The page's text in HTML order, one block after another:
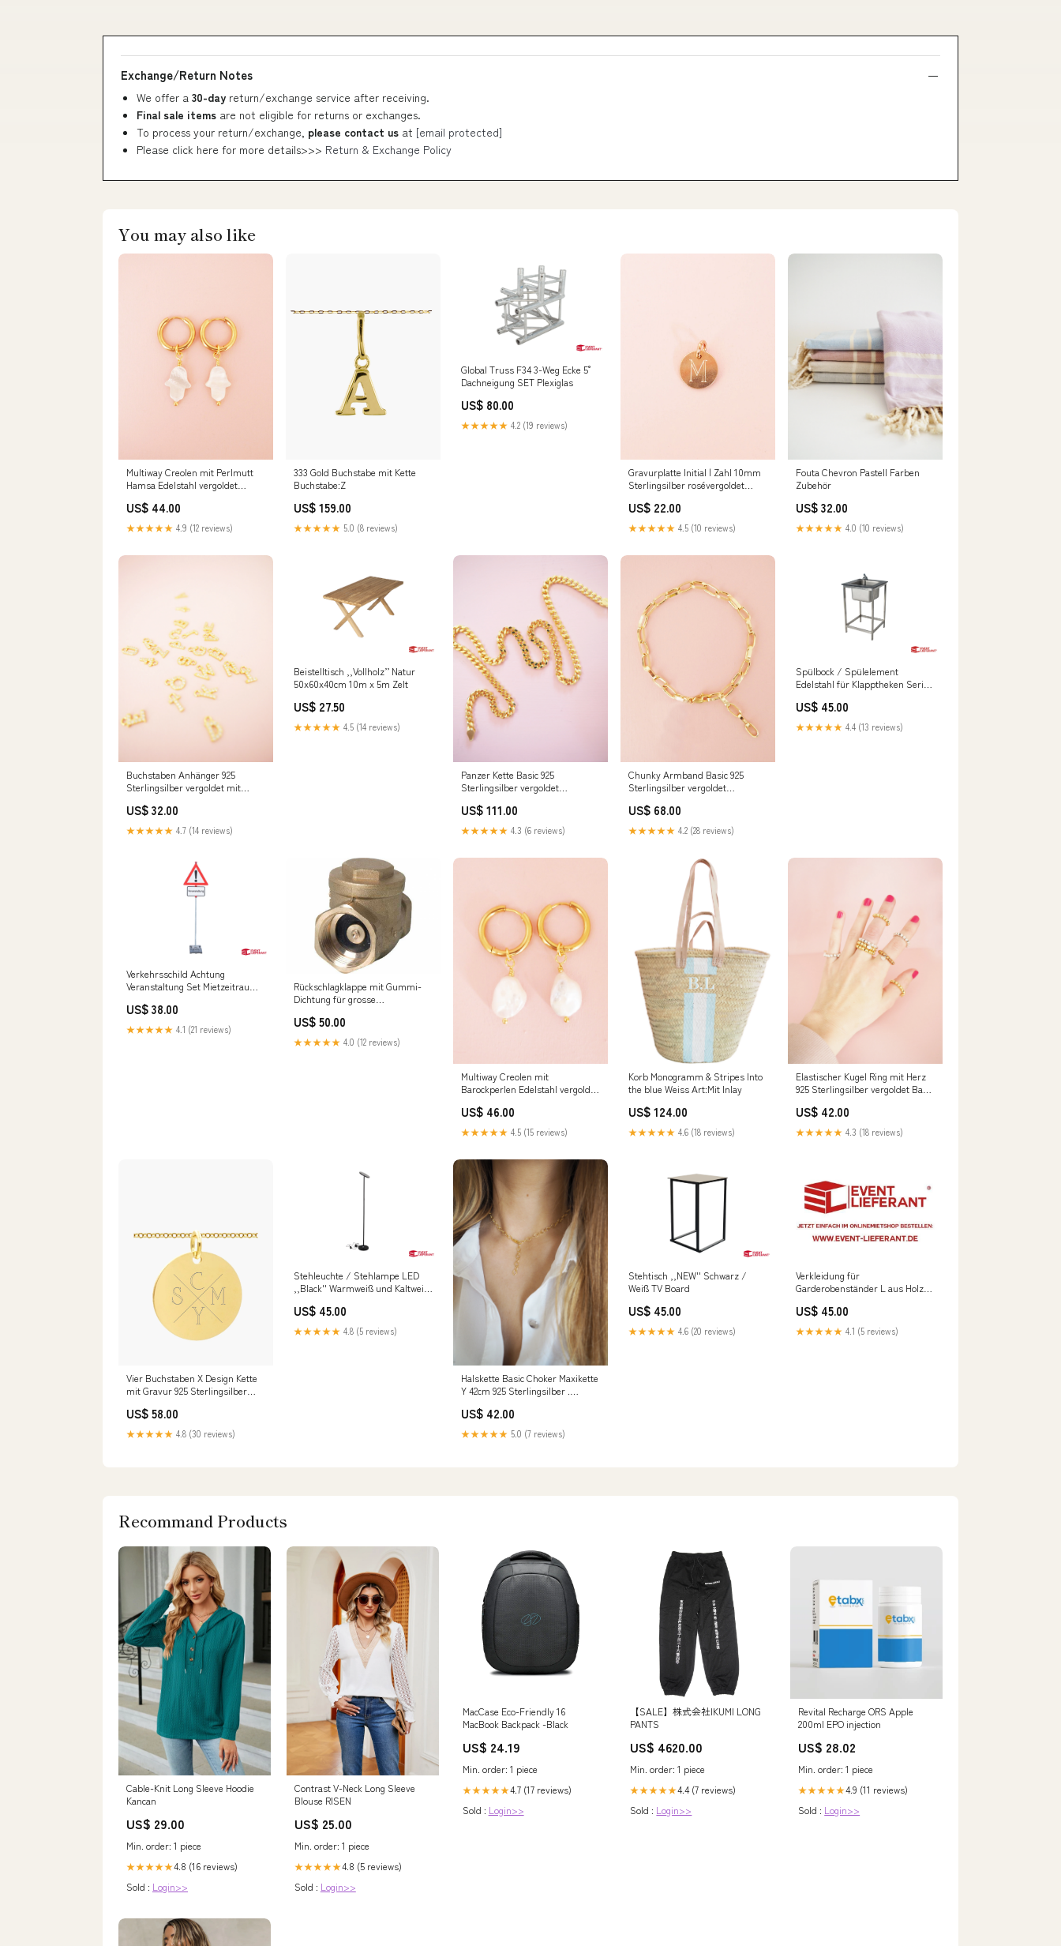
Exchange/Return Notes
We offer a 30-day return/exchange service after receiving.
Final sale items are not eligible for returns or exchanges.
To process your return/exchange, please contact us at [email protected]
Please click here for more details>>> Return & Exchange Policy
You may also like
Multiway Creolen mit Perlmutt
Hamsa Edelstahl vergoldet
US$ 44.00
★★★★★ 4.9 (12 reviews)
333 Gold Buchstabe mit Kette
Buchstabe:Z
US$ 159.00
★★★★★ 5.0 (8 reviews)
Global Truss F34 3-Weg Ecke 5°
Dachneigung SET Plexiglas
US$ 80.00
★★★★★ 4.2 (19 reviews)
Gravurplatte Initial | Zahl 10mm
Sterlingsilber rosévergoldet
US$ 22.00
★★★★★ 4.5 (10 reviews)
Fouta Chevron Pastell Farben
Zubehör
US$ 32.00
★★★★★ 4.0 (10 reviews)
Buchstaben Anhänger 925
Sterlingsilber vergoldet mit
US$ 32.00
★★★★★ 4.7 (14 reviews)
Beistelltisch ,,Vollholz’’ Natur
50x60x40cm 10m x 5m Zelt
US$ 27.50
★★★★★ 4.5 (14 reviews)
Panzer Kette Basic 925
Sterlingsilber vergoldet
US$ 111.00
★★★★★ 4.3 (6 reviews)
Chunky Armband Basic 925
Sterlingsilber vergoldet
US$ 68.00
★★★★★ 4.2 (28 reviews)
Spülbock / Spülelement
Edelstahl für Klapptheken Serie
US$ 45.00
★★★★★ 4.4 (13 reviews)
Verkehrsschild Achtung
Veranstaltung Set Mietzeitraum
- 24 Monate ( Preis pro Monat )
US$ 38.00
★★★★★ 4.1 (21 reviews)
Rückschlagklappe mit Gummi-
Dichtung für grosse
Erdleitungen
US$ 50.00
★★★★★ 4.0 (12 reviews)
Multiway Creolen mit
Barockperlen Edelstahl vergoldet
US$ 46.00
★★★★★ 4.5 (15 reviews)
Korb Monogramm & Stripes Into
the blue Weiss Art:Mit Inlay
US$ 124.00
★★★★★ 4.6 (18 reviews)
Elastischer Kugel Ring mit Herz
925 Sterlingsilber vergoldet Basic
US$ 42.00
★★★★★ 4.3 (18 reviews)
Vier Buchstaben X Design Kette
mit Gravur 925 Sterlingsilber
US$ 58.00
★★★★★ 4.8 (30 reviews)
Stehleuchte / Stehlampe LED
,,Black'' Warmweiß und Kaltweiß
US$ 45.00
★★★★★ 4.8 (5 reviews)
Halskette Basic Choker Maxikette
Y 42cm 925 Sterlingsilber .
crystalkidsschmuck
US$ 42.00
★★★★★ 5.0 (7 reviews)
Stehtisch ,,NEW'' Schwarz /
Weiß TV Board
US$ 45.00
★★★★★ 4.6 (20 reviews)
Verkleidung für
Garderobenständer L aus Holz
Belieferungs- & Abholtag:31 - 60
Tage
US$ 45.00
★★★★★ 4.1 (5 reviews)
Recommand Products
Cable-Knit Long Sleeve Hoodie
Kancan
US$ 29.00
Min. order: 1 piece
★★★★★4.8 (16 reviews)
Sold : Login>>
Contrast V-Neck Long Sleeve
Blouse RISEN
US$ 25.00
Min. order: 1 piece
★★★★★4.8 (5 reviews)
Sold : Login>>
MacCase Eco-Friendly 16
MacBook Backpack -Black
US$ 24.19
Min. order: 1 piece
★★★★★4.7 (17 reviews)
Sold : Login>>
【SALE】株式会社IKUMI LONG
PANTS
US$ 4620.00
Min. order: 1 piece
★★★★★4.4 (7 reviews)
Sold : Login>>
Revital Recharge ORS Apple
200ml EPO injection
US$ 28.02
Min. order: 1 piece
★★★★★4.9 (11 reviews)
Sold : Login>>